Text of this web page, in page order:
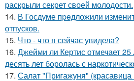
раскрыли секрет своей молодости.
14. В Госдуме пpeдложили
отпусков.
15. Что - что я сейчас увидела?
16. Джейми ли Кертис отмечает 25
десять лет боролась с
17. Салат "Пригажуня" (красавица